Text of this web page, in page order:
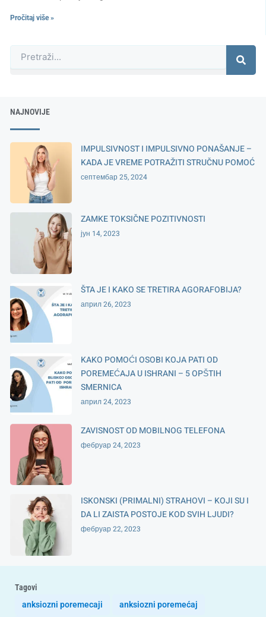
Pročitaj više »
NAJNOVIJE
IMPULSIVNOST I IMPULSIVNO PONAŠANJE –
KADA JE VREME POTRAŽITI STRUČNU POMOĆ
септембар 25, 2024
ZAMKE TOKSIČNE POZITIVNOSTI
јун 14, 2023
ŠTA JE I KAKO SE TRETIRA AGORAFOBIJA?
април 26, 2023
KAKO POMOĆI OSOBI KOJA PATI OD
POREMEĆAJA U ISHRANI – 5 OPŠTIH
SMERNICA
април 24, 2023
ZAVISNOST OD MOBILNOG TELEFONA
фебруар 24, 2023
ISKONSKI (PRIMALNI) STRAHOVI – KOJI SU I
DA LI ZAISTA POSTOJE KOD SVIH LJUDI?
фебруар 22, 2023
Tagovi
anksiozni poremecaji
anksiozni poremećaj